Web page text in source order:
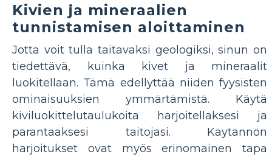
Kivien ja mineraalien
tunnistamisen aloittaminen
Jotta voit tulla taitavaksi geologiksi, sinun on
tiedettävä, kuinka kivet ja mineraalit
luokitellaan. Tämä edellyttää niiden fyysisten
ominaisuuksien ymmärtämistä. Käytä
kiviluokittelutaulukoita harjoitellaksesi ja
parantaaksesi taitojasi. Käytännön
harjoitukset ovat myös erinomainen tapa